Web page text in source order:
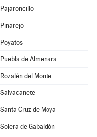
Pajaroncillo
Pinarejo
Poyatos
Puebla de Almenara
Rozalén del Monte
Salvacañete
Santa Cruz de Moya
Solera de Gabaldón